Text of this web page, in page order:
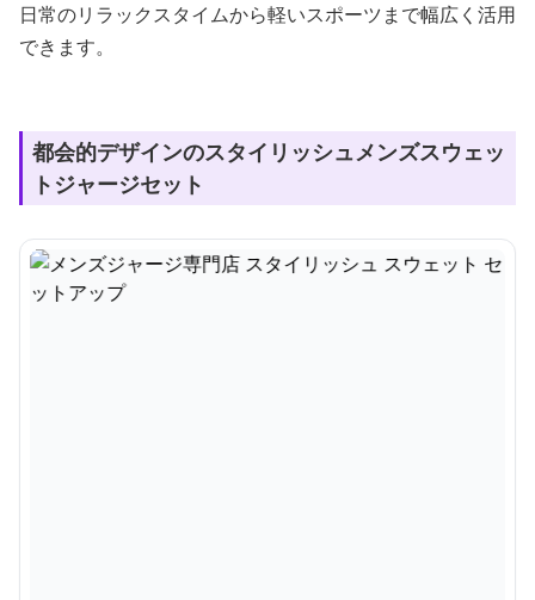
日常のリラックスタイムから軽いスポーツまで幅広く活用
できます。
都会的デザインのスタイリッシュメンズスウェッ
トジャージセット